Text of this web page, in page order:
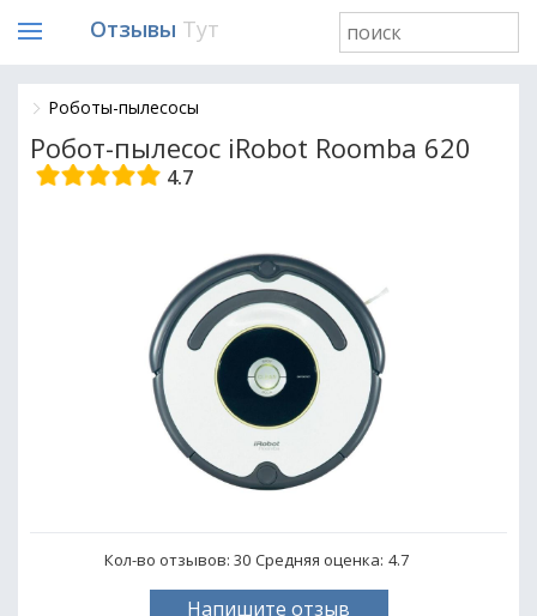
Отзывы Тут
Роботы-пылесосы
Робот-пылесос iRobot Roomba 620
4.7
Кол-во отзывов: 30 Средняя оценка: 4.7
Напишите отзыв